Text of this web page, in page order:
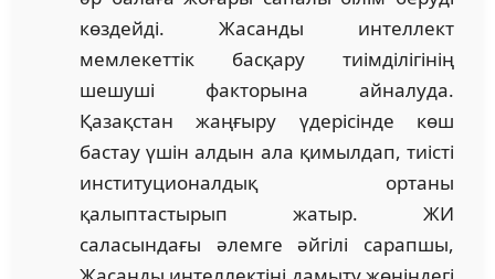
көздейді. Жасанды интеллект
мемлекеттік басқару тиімділігінің
шешуші факторына айналуда.
Қазақстан жаңғыру үдерісінде көш
бастау үшін алдын ала қимылдап, тиісті
институционалдық ортаны
қалыптастырып жатыр. ЖИ
саласындағы әлемге әйгілі сарапшы,